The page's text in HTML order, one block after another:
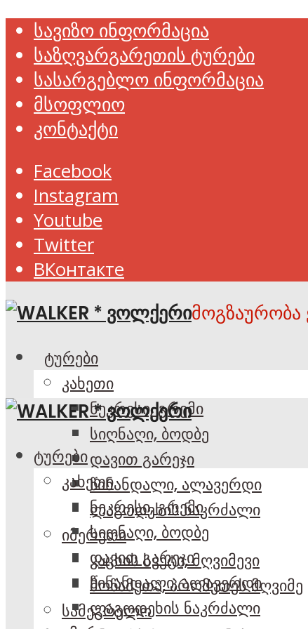
სავიზო ინფორმაცია
საზღვარგარეთის ტურები
სასარგებლო ინფორმაცია
მსოფლიო
კონტაქტი
Facebook
Instagram
Youtube
Twitter
ВКонтакте
ტურები
კახეთი
ნეკრესი, გრემი
სიღნაღი, ბოდბე
დავით გარეჯი
წინანდალი, ალავერდი
ლაგოდეხის ნაკრძალი
იმერეთი
კაცხის სვეტი, მღვიმევი
მოწამეთა, პრომეთეს მღვიმე
სამეგრელო
ტურები
კახეთი
ნეკრესი, გრემი
სიღნაღი, ბოდბე
დავით გარეჯი
წინანდალი, ალავერდი
ლაგოდეხის ნაკრძალი